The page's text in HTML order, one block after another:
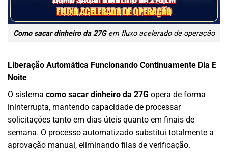
Como sacar dinheiro da 27Gem fluxo acelerado de operação
Liberação Automática Funcionando Continuamente Dia E
Noite
O sistema como sacar dinheiro da 27G opera de forma
ininterrupta, mantendo capacidade de processar
solicitações tanto em dias úteis quanto em finais de
semana. O processo automatizado substitui totalmente a
aprovação manual, eliminando filas de verificação.